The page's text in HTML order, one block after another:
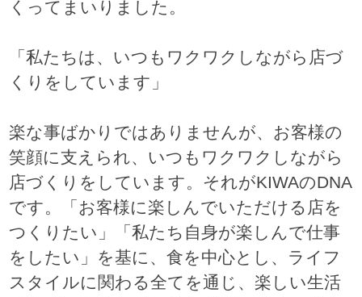
くってまいりました。
「私たちは、いつもワクワクしながら店づ
くりをしています」
楽な事ばかりではありませんが、お客様の
笑顔に支えられ、いつもワクワクしながら
店づくりをしています。それがKIWAのDNA
です。「お客様に楽しんでいただける店を
つくりたい」「私たち自身が楽しんで仕事
をしたい」を基に、食を中心とし、ライフ
スタイルに関わる全てを通じ、楽しい生活